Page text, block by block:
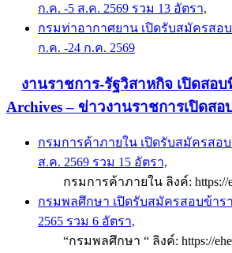
ก.ค. -5 ส.ค. 2569 รวม 13 อัตรา,
กรมท่าอากาศยาน เปิดรับสมัครสอ
ก.ค. -24 ก.ค. 2569
งานราชการ-รัฐวิสาหกิจ เปิดสอ
Archives – ข่าวงานราชการเปิดสอ
กรมการค้าภายใน เปิดรับสมัครสอ
ส.ค. 2569 รวม 15 อัตรา,
กรมการค้าภายใน ลิงค์: https://
กรมพลศึกษา เปิดรับสมัครสอบข้าร
2565 รวม 6 อัตรา,
“กรมพลศึกษา “ ลิงค์: https://